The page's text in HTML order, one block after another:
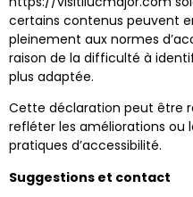
certains contenus peuvent
pleinement aux normes
raison de la difficulté à
plus adaptée.
Cette déclaration peut être
refléter les améliorations ou
pratiques d’accessibilité.
Suggestions et contact